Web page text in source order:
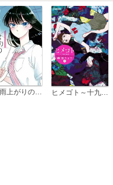
恋は雨上がりのように